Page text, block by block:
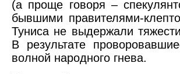
(а проще говоря –
бывшими правителями-
Туниса не выдержали
В результате
волной народного гнева.